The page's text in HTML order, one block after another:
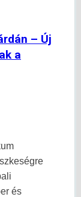
– Új
a
és